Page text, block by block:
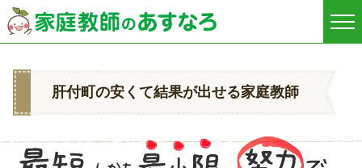
肝付町の安くて結果が出せる家庭教師